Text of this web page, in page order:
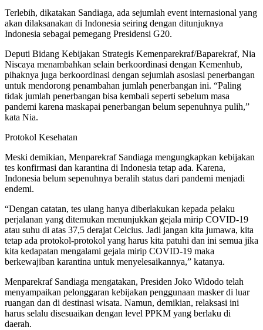
Terlebih, dikatakan Sandiaga, ada sejumlah event internasional yang
akan dilaksanakan di Indonesia seiring dengan ditunjuknya
Indonesia sebagai pemegang Presidensi G20.
Deputi Bidang Kebijakan Strategis Kemenparekraf/Baparekraf, Nia
Niscaya menambahkan selain berkoordinasi dengan Kemenhub,
pihaknya juga berkoordinasi dengan sejumlah asosiasi penerbangan
untuk mendorong penambahan jumlah penerbangan ini. “Paling
tidak jumlah penerbangan bisa kembali seperti sebelum masa
pandemi karena maskapai penerbangan belum sepenuhnya pulih,”
kata Nia.
Protokol Kesehatan
Meski demikian, Menparekraf Sandiaga mengungkapkan kebijakan
tes konfirmasi dan karantina di Indonesia tetap ada. Karena,
Indonesia belum sepenuhnya beralih status dari pandemi menjadi
endemi.
“Dengan catatan, tes ulang hanya diberlakukan kepada pelaku
perjalanan yang ditemukan menunjukkan gejala mirip COVID-19
atau suhu di atas 37,5 derajat Celcius. Jadi jangan kita jumawa, kita
tetap ada protokol-protokol yang harus kita patuhi dan ini semua jika
kita kedapatan mengalami gejala mirip COVID-19 maka
berkewajiban karantina untuk menyelesaikannya,” katanya.
Menparekraf Sandiaga mengatakan, Presiden Joko Widodo telah
menyampaikan pelonggaran kebijakan penggunaan masker di luar
ruangan dan di destinasi wisata. Namun, demikian, relaksasi ini
harus selalu disesuaikan dengan level PPKM yang berlaku di
daerah.